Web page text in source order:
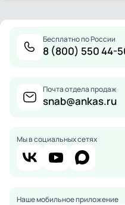
Бесплатно по России
8 (800) 550 44-
Почта отдела продаж
snab@ankas.ru
Мы в социальных сетях
Наше мобильное приложение